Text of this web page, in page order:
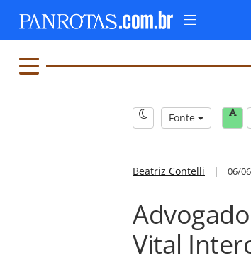
Fonte
Beatriz Contelli | 06/
Vital